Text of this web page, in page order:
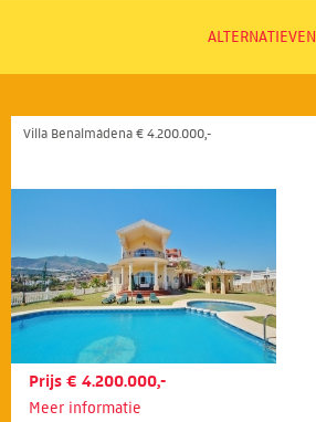
ALTERNATIEVEN
Villa Benalmádena € 4.200.000,-
Prijs € 4.200.000,-
Meer informatie